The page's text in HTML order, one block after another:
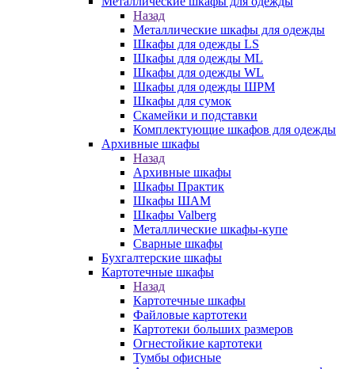
Назад
Металлические шкафы для одежды
Шкафы для одежды LS
Шкафы для одежды ML
Шкафы для одежды WL
Шкафы для одежды ШРМ
Шкафы для сумок
Скамейки и подставки
Комплектующие шкафов для одежды
Архивные шкафы
Назад
Архивные шкафы
Шкафы Практик
Шкафы ШАМ
Шкафы Valberg
Металлические шкафы-купе
Сварные шкафы
Бухгалтерские шкафы
Картотечные шкафы
Назад
Картотечные шкафы
Файловые картотеки
Картотеки больших размеров
Огнестойкие картотеки
Тумбы офисные